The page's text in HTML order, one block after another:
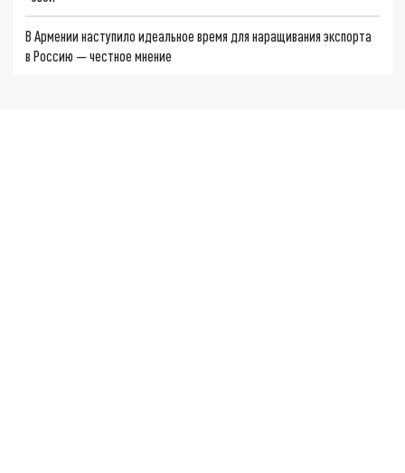
В Армении наступило идеальное время для наращивания экспорта
в Россию — честное мнение